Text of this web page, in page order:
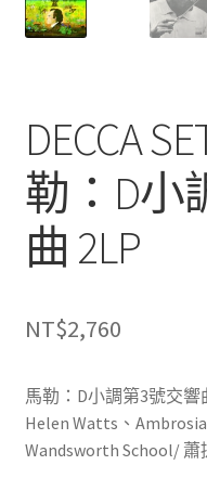
DECCA
勒：D小
曲 2LP
NT$2,760
馬勒：D小調第3號交響
Helen Watts、
Wandsworth School/